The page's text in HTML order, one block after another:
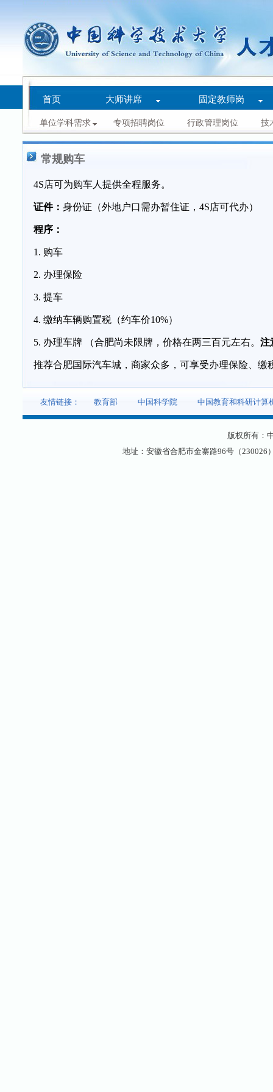
首页 大师讲席 固定教师岗
单位学科需求 专项招聘岗位 行政管理岗位 技
常规购车
4S店可为购车人提供全程服务。
证件： 身份证（外地户口需办暂住证，4S店可代办）
程序：
1. 购车
2. 办理保险
3. 提车
4. 缴纳车辆购置税（约车价10%）
5. 办理车牌 （合肥尚未限牌，价格在两三百元左右。 注
推荐合肥国际汽车城，商家众多，可享受办理保险、缴
友情链接： 教育部 中国科学院 中国教育和科研计算
版权所有：
地址：安徽省合肥市金寨路96号（230026